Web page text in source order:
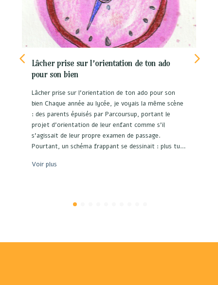
Lâcher prise sur l’orientation de ton ado
pour son bien
Lâcher prise sur l'orientation de ton ado pour son
bien Chaque année au lycée, je voyais la même scène
: des parents épuisés par Parcoursup, portant le
projet d'orientation de leur enfant comme s'il
s'agissait de leur propre examen de passage.
Pourtant, un schéma frappant se dessinait : plus tu…
Voir plus